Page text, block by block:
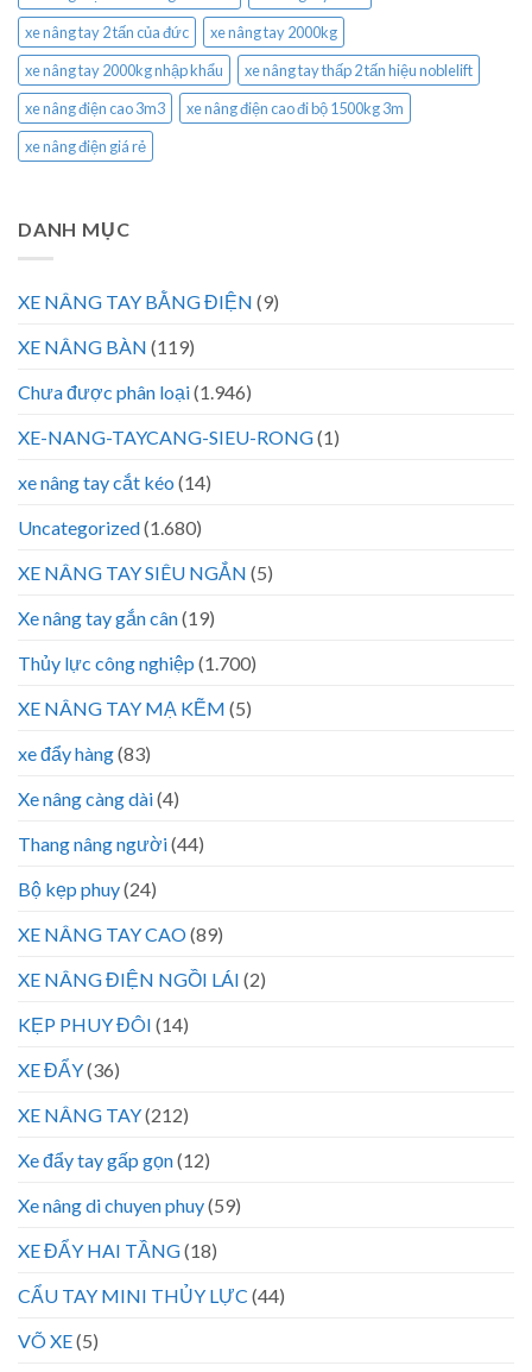
xe nâng tay 2 tấn của đức
xe nâng tay 2000kg
xe nâng tay 2000kg nhập khẩu
xe nâng tay thấp 2 tấn hiệu noblelift
xe nâng điện cao 3m3
xe nâng điện cao đi bộ 1500kg 3m
xe nâng điện giá rẻ
DANH MỤC
XE NÂNG TAY BẰNG ĐIỆN (9)
XE NÂNG BÀN (119)
Chưa được phân loại(1.946)
XE-NANG-TAYCANG-SIEU-RONG(1)
xe nâng tay cắt kéo (14)
Uncategorized(1.680)
XE NÂNG TAY SIÊU NGẮN (5)
Xe nâng tay gắn cân(19)
Thủy lực công nghiệp (1.700)
XE NÂNG TAY MẠ KẼM (5)
xe đẩy hàng(83)
Xe nâng càng dài(4)
Thang nâng người(44)
Bộ kẹp phuy(24)
XE NÂNG TAY CAO(89)
XE NÂNG ĐIỆN NGỒI LÁI (2)
KẸP PHUY ĐÔI (14)
XE ĐẨY(36)
XE NÂNG TAY(212)
Xe đẩy tay gấp gọn(12)
Xe nâng di chuyen phuy(59)
XE ĐẨY HAI TẦNG(18)
CẨU TAY MINI THỦY LỰC (44)
VÕ XE(5)